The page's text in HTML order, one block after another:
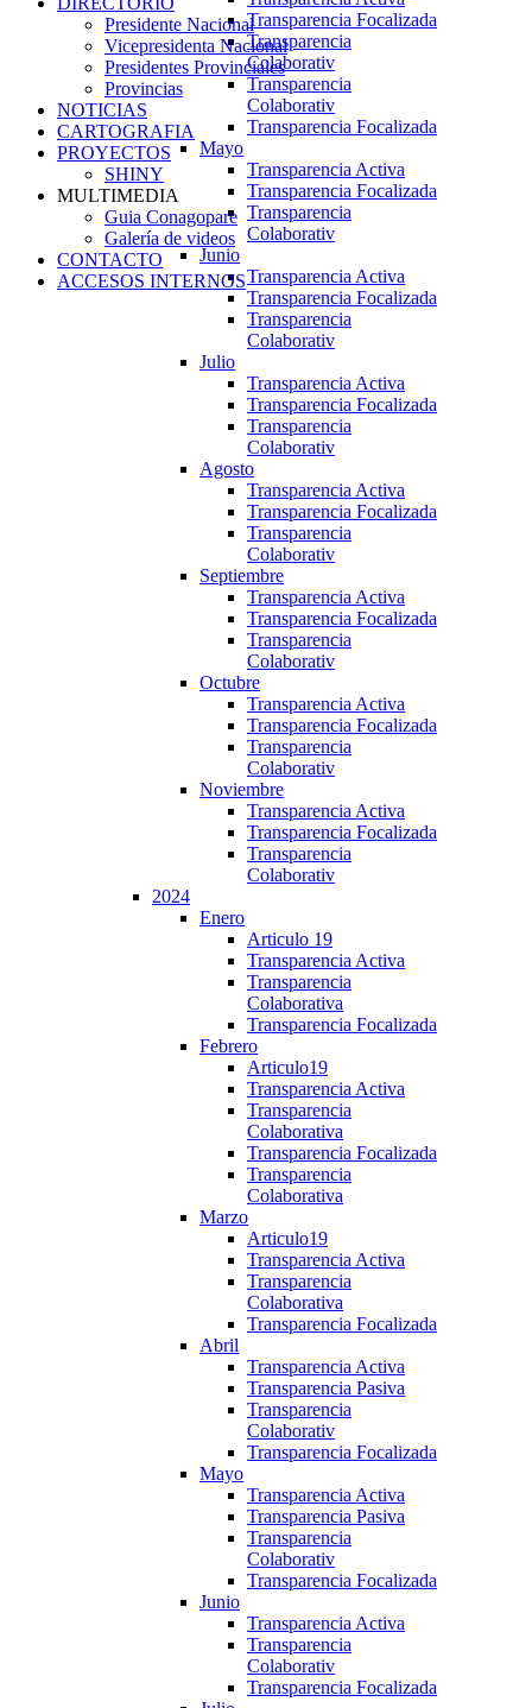
Transparencia Focalizada
Transparencia
Colaborativ
Transparencia
Colaborativ
Transparencia Focalizada
Mayo
Transparencia Activa
Transparencia Focalizada
Transparencia
Colaborativ
Junio
Transparencia Activa
Transparencia Focalizada
Transparencia
Colaborativ
Julio
Transparencia Activa
Transparencia Focalizada
Transparencia
Colaborativ
Agosto
Transparencia Activa
Transparencia Focalizada
Transparencia
Colaborativ
Septiembre
Transparencia Activa
Transparencia Focalizada
Transparencia
Colaborativ
Octubre
Transparencia Activa
Transparencia Focalizada
Transparencia
Colaborativ
Noviembre
Transparencia Activa
Transparencia Focalizada
Transparencia
Colaborativ
2024
Enero
Articulo 19
Transparencia Activa
Transparencia
Colaborativa
Transparencia Focalizada
Febrero
Articulo19
Transparencia Activa
Transparencia
Colaborativa
Transparencia Focalizada
Transparencia
Colaborativa
Marzo
Articulo19
Transparencia Activa
Transparencia
Colaborativa
Transparencia Focalizada
Abril
Transparencia Activa
Transparencia Pasiva
Transparencia
Colaborativ
Transparencia Focalizada
Mayo
Transparencia Activa
Transparencia Pasiva
Transparencia
Colaborativ
Transparencia Focalizada
Junio
Transparencia Activa
Transparencia
Colaborativ
Transparencia Focalizada
Presidente Nacional
Vicepresidenta Nacional
Presidentes Provinciales
Provincias
NOTICIAS
CARTOGRAFIA
PROYECTOS
SHINY
MULTIMEDIA
Guia Conagopare
Galería de videos
CONTACTO
ACCESOS INTERNOS